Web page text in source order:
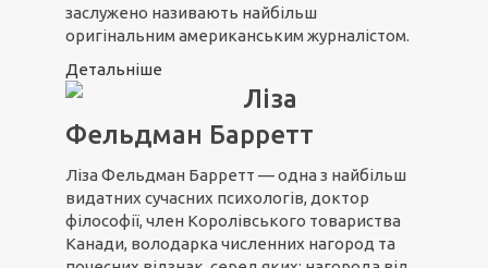
заслужено називають найбільш
оригінальним американським журналістом.
Детальніше
Ліза
Фельдман Барретт
Ліза Фельдман Барретт — одна з найбільш
видатних сучасних психологів, доктор
філософії, член Королівського товариства
Канади, володарка численних нагород та